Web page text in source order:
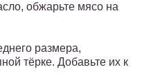
обжарьте мясо на
размера,
тёрке. Добавьте их к